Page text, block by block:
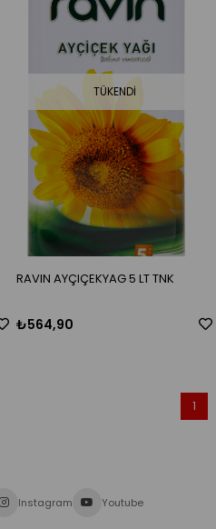
TÜKENDI
RAVIN AYÇIÇEKYAG 5 LT TNK
₺564,90
1
Instagram Youtube